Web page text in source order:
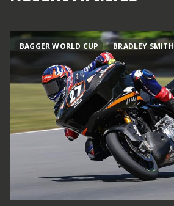
BAGGER WORLD CUP BRADLEY SMITH